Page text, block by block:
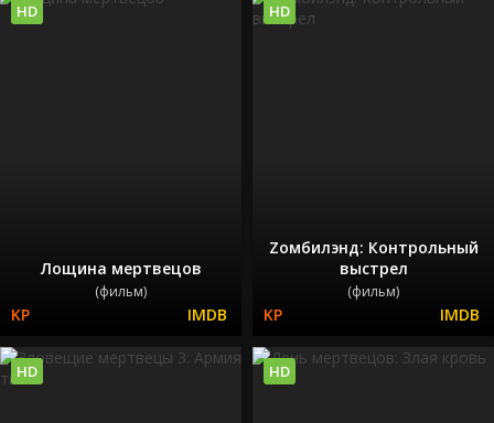
Лощина мертвецов
(фильм)
HD
Zомбилэнд: Контрольный
выстрел
(фильм)
HD
HD HD